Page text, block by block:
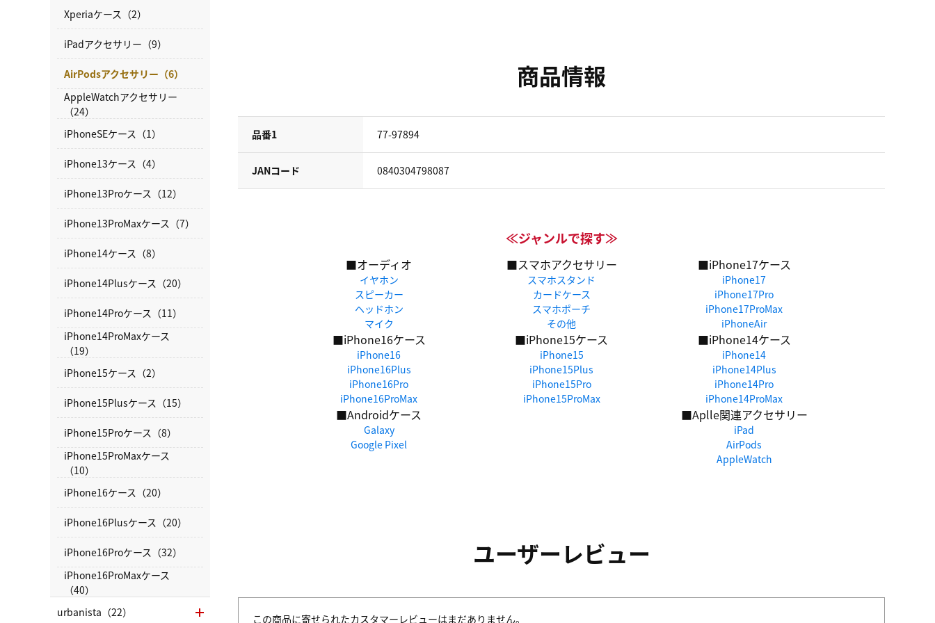
商品情報
品番1 77-97894
JANコード 0840304798087
≪ジャンルで探す≫
■オーディオ
イヤホン
スピーカー
ヘッドホン
マイク
■スマホアクセサリー
スマホスタンド
カードケース
スマホポーチ
その他
■iPhone17ケース
iPhone17
iPhone17Pro
iPhone17ProMax
iPhoneAir
■iPhone16ケース
iPhone16
iPhone16Plus
iPhone16Pro
iPhone16ProMax
■iPhone15ケース
iPhone15
iPhone15Plus
iPhone15Pro
iPhone15ProMax
■iPhone14ケース
iPhone14
iPhone14Plus
iPhone14Pro
iPhone14ProMax
■Androidケース
Galaxy
Google Pixel
■Aplle関連アクセサリー
iPad
AirPods
AppleWatch
ユーザーレビュー
この商品に寄せられたカスタマーレビューはまだありません。
Xperiaケース（2）
iPadアクセサリー（9）
AirPodsアクセサリー（6）
AppleWatchアクセサリー
（24）
iPhoneSEケース（1）
iPhone13ケース（4）
iPhone13Proケース（12）
iPhone13ProMaxケース（7）
iPhone14ケース（8）
iPhone14Plusケース（20）
iPhone14Proケース（11）
iPhone14ProMaxケース
（19）
iPhone15ケース（2）
iPhone15Plusケース（15）
iPhone15Proケース（8）
iPhone15ProMaxケース
（10）
iPhone16ケース（20）
iPhone16Plusケース（20）
iPhone16Proケース（32）
iPhone16ProMaxケース
（40）
urbanista（22）